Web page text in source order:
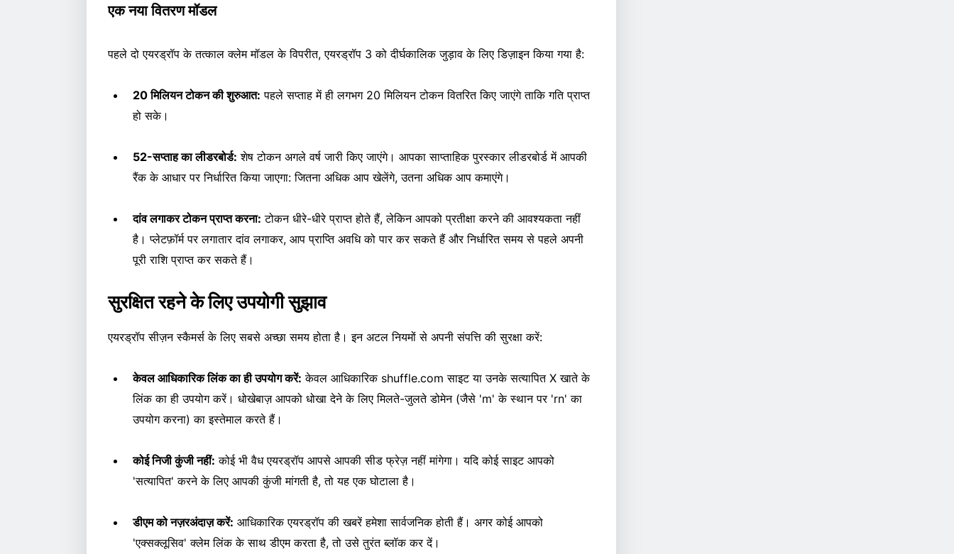
एक नया वितरण मॉडल
पहले दो एयरड्रॉप के तत्काल क्लेम मॉडल के विपरीत, एयरड्रॉप 3 को दीर्घकालिक जुड़ाव के लिए डिज़ाइन किया गया है:
20 मिलियन टोकन की शुरुआत: पहले सप्ताह में ही लगभग 20 मिलियन टोकन वितरित किए जाएंगे ताकि गति प्राप्त
हो सके।
52-सप्ताह का लीडरबोर्ड: शेष टोकन अगले वर्ष जारी किए जाएंगे। आपका साप्ताहिक पुरस्कार लीडरबोर्ड में आपकी
रैंक के आधार पर निर्धारित किया जाएगा: जितना अधिक आप खेलेंगे, उतना अधिक आप कमाएंगे।
दांव लगाकर टोकन प्राप्त करना: टोकन धीरे-धीरे प्राप्त होते हैं, लेकिन आपको प्रतीक्षा करने की आवश्यकता नहीं
है। प्लेटफ़ॉर्म पर लगातार दांव लगाकर, आप प्राप्ति अवधि को पार कर सकते हैं और निर्धारित समय से पहले अपनी
पूरी राशि प्राप्त कर सकते हैं।
सुरक्षित रहने के लिए उपयोगी सुझाव
एयरड्रॉप सीज़न स्कैमर्स के लिए सबसे अच्छा समय होता है। इन अटल नियमों से अपनी संपत्ति की सुरक्षा करें:
केवल आधिकारिक लिंक का ही उपयोग करें: केवल आधिकारिक shuffle.com साइट या उनके सत्यापित X खाते के
लिंक का ही उपयोग करें। धोखेबाज़ आपको धोखा देने के लिए मिलते-जुलते डोमेन (जैसे 'm' के स्थान पर 'rn' का
उपयोग करना) का इस्तेमाल करते हैं।
कोई निजी कुंजी नहीं: कोई भी वैध एयरड्रॉप आपसे आपकी सीड फ्रेज़ नहीं मांगेगा। यदि कोई साइट आपको
'सत्यापित' करने के लिए आपकी कुंजी मांगती है, तो यह एक घोटाला है।
डीएम को नज़रअंदाज़ करें: आधिकारिक एयरड्रॉप की खबरें हमेशा सार्वजनिक होती हैं। अगर कोई आपको
'एक्सक्लूसिव' क्लेम लिंक के साथ डीएम करता है, तो उसे तुरंत ब्लॉक कर दें।